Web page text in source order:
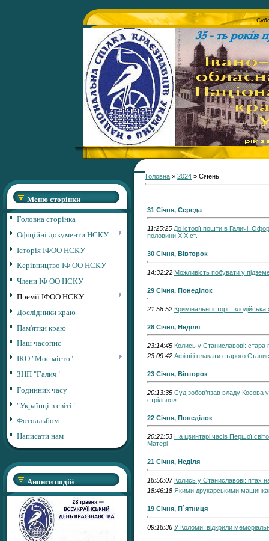
Меню сторінки
Головна сторінка
Офіційні документи НСКУ
Історія ІФОО НСКУ
Керівництво ІФ ОО НСКУ
Члени ІФ ОО НСКУ
Премії ІФОО НСКУ
Дослідники краю
Пам'ятки краю
Наш часопис
ІКО "Моє місто"
ЗНП "Галич"
Годинник часу
"Українці в світі"
Фотоальбом
Написати нам
Анонси подій
Головна » 2024 » Січень
31 Січня, Середа
11:25:25 До історії пошти в Галичі.
половини ХІХ ст.
30 Січня, Вівторок
14:32:22 Можливість побувати у
29 Січня, Понеділок
21:58:52 Кримінальні історії: злодійська
28 Січня, Неділя
23:14:45 Колись у Станиславові: стара
23:09:42 Афіші і плакати старого
23 Січня, Вівторок
20:13:35 Суд зобов’язав владу Косова
стрільця»
22 Січня, Понеділок
20:21:53 На цвинтарі часів Першої
Матері
21 Січня, Неділя
18:50:07 Колись у Станиславові: птах
18:46:18 Якими друкарськими
19 Січня, П`ятниця
09:18:36 У Коломиї відкрили